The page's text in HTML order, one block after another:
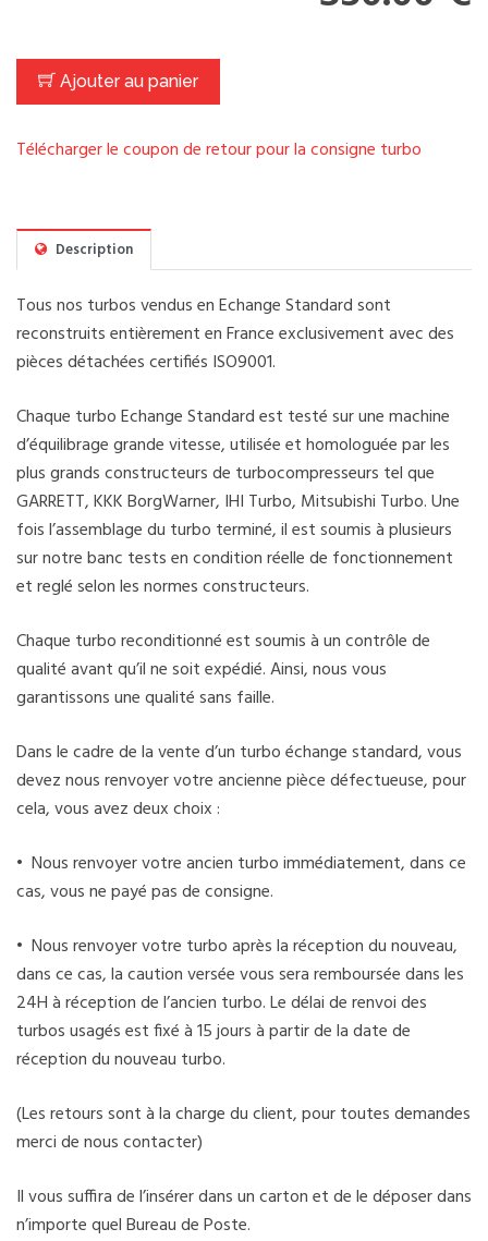
Ajouter au panier
Télécharger le coupon de retour pour la consigne turbo
Description
Tous nos turbos vendus en Echange Standard sont
reconstruits entièrement en France exclusivement avec des
pièces détachées certifiés ISO9001.
Chaque turbo Echange Standard est testé sur une machine
d’équilibrage grande vitesse, utilisée et homologuée par les
plus grands constructeurs de turbocompresseurs tel que
GARRETT, KKK BorgWarner, IHI Turbo, Mitsubishi Turbo. Une
fois l’assemblage du turbo terminé, il est soumis à plusieurs
sur notre banc tests en condition réelle de fonctionnement
et reglé selon les normes constructeurs.
Chaque turbo reconditionné est soumis à un contrôle de
qualité avant qu’il ne soit expédié. Ainsi, nous vous
garantissons une qualité sans faille.
Dans le cadre de la vente d’un turbo échange standard, vous
devez nous renvoyer votre ancienne pièce défectueuse, pour
cela, vous avez deux choix :
• Nous renvoyer votre ancien turbo immédiatement, dans ce
cas, vous ne payé pas de consigne.
• Nous renvoyer votre turbo après la réception du nouveau,
dans ce cas, la caution versée vous sera remboursée dans les
24H à réception de l’ancien turbo. Le délai de renvoi des
turbos usagés est fixé à 15 jours à partir de la date de
réception du nouveau turbo.
(Les retours sont à la charge du client, pour toutes demandes
merci de nous contacter)
Il vous suffira de l’insérer dans un carton et de le déposer dans
n’importe quel Bureau de Poste.